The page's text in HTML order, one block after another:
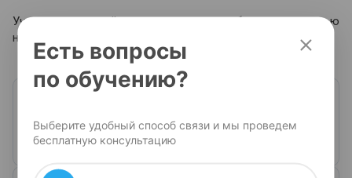
Учитесь, развивайтесь и находите работу с помощью
нашей собственной платформы.
01Все пройденные уроки и материалы всегда
остаются в вашем личном кабинете.
Есть вопросы
по обучению?
Выберите удобный способ связи и мы проведем
бесплатную консультацию